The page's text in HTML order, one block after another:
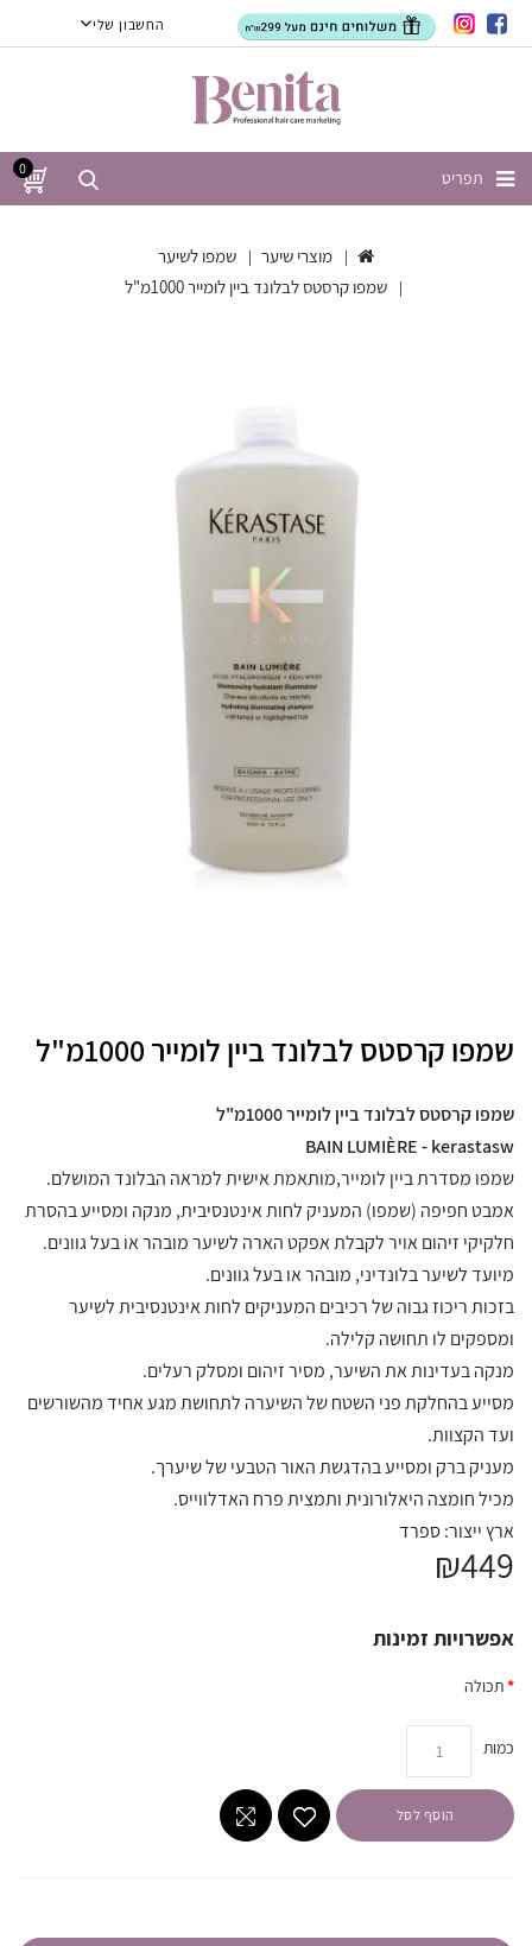
החשבון שלי
0 תפריט
מוצרי שיער
שמפו לשיער
שמפו קרסטס לבלונד ביין לומייר 1000מ"ל
שמפו קרסטס לבלונד ביין לומייר 1000מ"ל
שמפו קרסטס לבלונד ביין לומייר 1000מ"ל
BAIN LUMIÈRE - kerastasw
שמפו מסדרת ביין לומייר,מותאמת אישית למראה הבלונד המושלם.
אמבט חפיפה (שמפו) המעניק לחות אינטנסיבית, מנקה ומסייע בהסרת
חלקיקי זיהום אויר לקבלת אפקט הארה לשיער מובהר או בעל גוונים.
מיועד לשיער בלונדיני, מובהר או בעל גוונים.
בזכות ריכוז גבוה של רכיבים המעניקים לחות אינטנסיבית לשיער
ומספקים לו תחושה קלילה.
מנקה בעדינות את השיער, מסיר זיהום ומסלק רעלים.
מסייע בהחלקת פני השטח של השיערה לתחושת מגע אחיד מהשורשים
ועד הקצוות.
מעניק ברק ומסייע בהדגשת האור הטבעי של שיערך.
מכיל חומצה היאלורונית ותמצית פרח האדלווייס.
ארץ ייצור: ספרד
₪449
אפשרויות זמינות
תכולה
כמות
הוסף לסל